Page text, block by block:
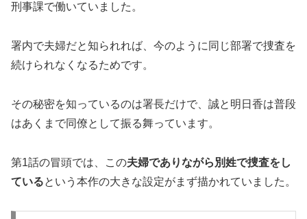
刑事課で働いていました。
署内で夫婦だと知られれば、今のように同じ部署で捜査を
続けられなくなるためです。
その秘密を知っているのは署長だけで、誠と明日香は普段
はあくまで同僚として振る舞っています。
第1話の冒頭では、この夫婦でありながら別姓で捜査をし
ているという本作の大きな設定がまず描かれていました。